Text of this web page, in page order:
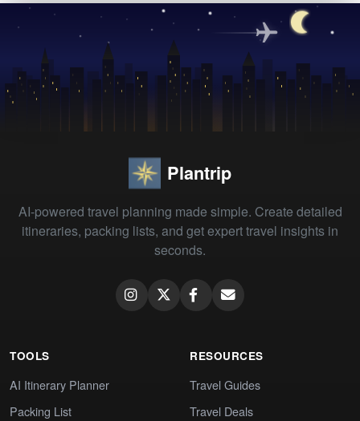
Plantrip
AI-powered travel planning made simple. Create detailed
itineraries, packing lists, and get expert travel insights in
seconds.
TOOLS
AI Itinerary Planner
Packing List
RESOURCES
Travel Guides
Travel Deals